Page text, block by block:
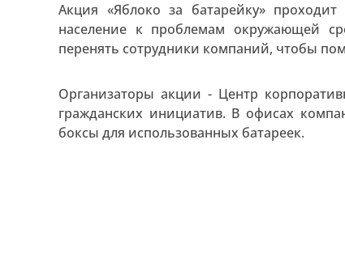
Акция «Яблоко за батарейку»
население к проблемам окружающей
перенять сотрудники компаний, чтобы
Организаторы акции - Центр
гражданских инициатив. В офисах
боксы для использованных батареек.